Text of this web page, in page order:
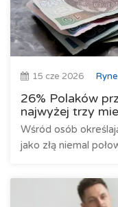
15 cze 2026
26% Polaków
najwyżej trzy
Wśród osób
jako złą niemal